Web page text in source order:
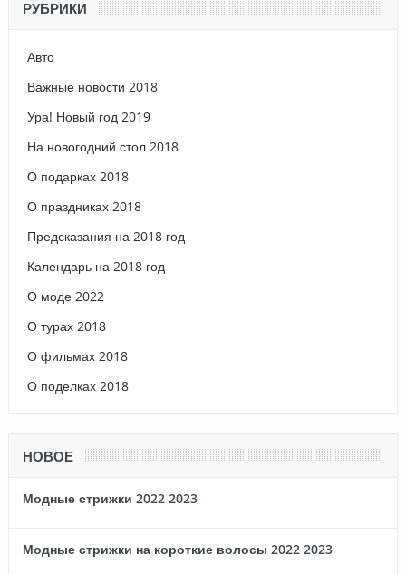
РУБРИКИ
Авто
Важные новости 2018
Ура! Новый год 2019
На новогодний стол 2018
О подарках 2018
О праздниках 2018
Предсказания на 2018 год
Календарь на 2018 год
О моде 2022
О турах 2018
О фильмах 2018
О поделках 2018
НОВОЕ
Модные стрижки 2022 2023
Модные стрижки на короткие волосы 2022 2023